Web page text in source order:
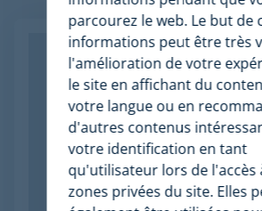
parcourez le web. Le but de
informations peut être très
l'amélioration de votre
le site en affichant du
votre langue ou en
d'autres contenus
votre identification en tant
qu'utilisateur lors de l'accès
zones privées du site. Elles